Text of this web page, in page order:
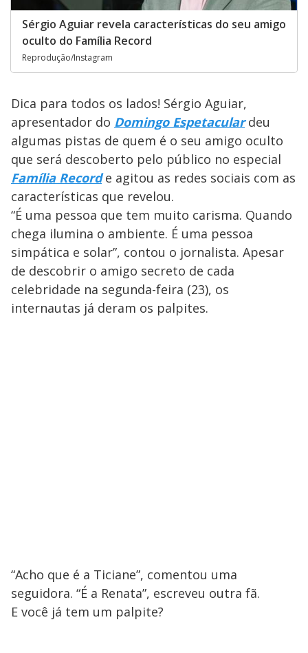
Sérgio Aguiar revela características do seu amigo
oculto do Família Record
Reprodução/Instagram
Dica para todos os lados! Sérgio Aguiar,
apresentador do Domingo Espetaculardeu
algumas pistas de quem é o seu amigo oculto
que será descoberto pelo público no especial
Família Recorde agitou as redes sociais com as
características que revelou.
“É uma pessoa que tem muito carisma. Quando
chega ilumina o ambiente. É uma pessoa
simpática e solar”, contou o jornalista. Apesar
de descobrir o amigo secreto de cada
celebridade na segunda-feira (23), os
internautas já deram os palpites.
“Acho que é a Ticiane”, comentou uma
seguidora. “É a Renata”, escreveu outra fã.
E você já tem um palpite?